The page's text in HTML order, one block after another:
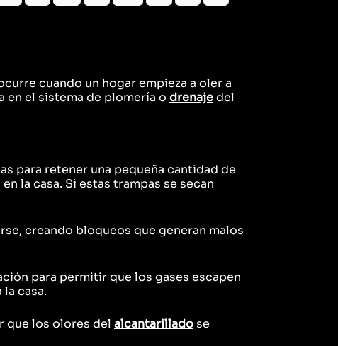
cuando un hogar empieza a oler a
en el sistema de plomería o drenajedel
para retener una pequeña cantidad de
la casa. Si estas trampas se secan
creando bloqueos que generan malos
para permitir que los gases escapen
casa.
que los olores del alcantarilladose